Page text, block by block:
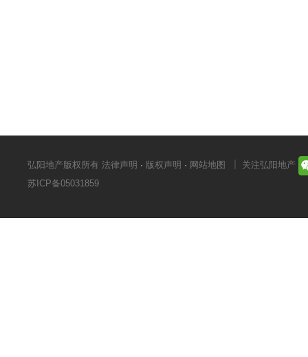
弘阳地产版权所有 法律声明 · 版权声明 · 网站地图
关注弘阳地产
苏ICP备05031859